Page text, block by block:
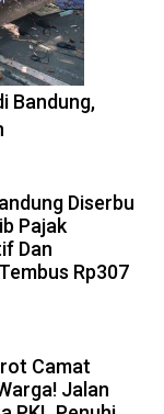
Bandung,
Diserbu
Pajak
Dan
Rp307
Camat
Jalan